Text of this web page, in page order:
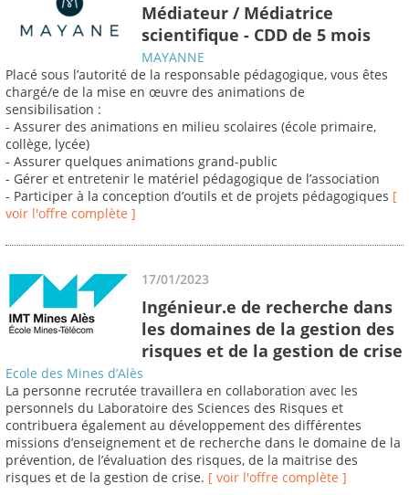
Médiateur / Médiatrice
scientifique - CDD de 5 mois
MAYANNE
Placé sous l’autorité de la responsable pédagogique, vous êtes
chargé/e de la mise en œuvre des animations de
sensibilisation :
- Assurer des animations en milieu scolaires (école primaire,
collège, lycée)
- Assurer quelques animations grand-public
- Gérer et entretenir le matériel pédagogique de l’association
- Participer à la conception d’outils et de projets pédagogiques [
voir l'offre complète ]
17/01/2023
Ingénieur.e de recherche dans
les domaines de la gestion des
risques et de la gestion de crise
Ecole des Mines d’Alès
La personne recrutée travaillera en collaboration avec les
personnels du Laboratoire des Sciences des Risques et
contribuera également au développement des différentes
missions d’enseignement et de recherche dans le domaine de la
prévention, de l’évaluation des risques, de la maitrise des
risques et de la gestion de crise. [ voir l'offre complète ]